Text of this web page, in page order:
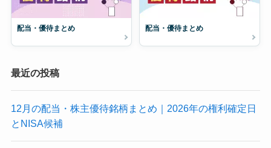
配当・優待まとめ 配当・優待まとめ
最近の投稿
12月の配当・株主優待銘柄まとめ｜2026年の権利確定日
とNISA候補